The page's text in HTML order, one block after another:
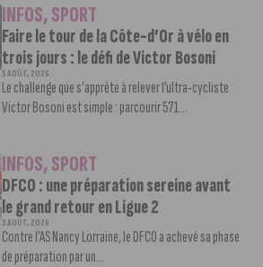
INFOS,SPORT
Faire le tour de la Côte-d’Or à vélo en
trois jours : le défi de Victor Bosoni
5 AOÛT, 2026
Le challenge que s’apprête à relever l’ultra-cycliste
Victor Bosoni est simple : parcourir 571...
INFOS,SPORT
DFCO : une préparation sereine avant
le grand retour en Ligue 2
3 AOÛT, 2026
Contre l’AS Nancy Lorraine, le DFCO a achevé sa phase
de préparation par un...